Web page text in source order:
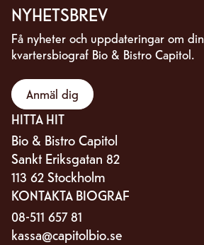
NYHETSBREV
Få nyheter och uppdateringar om din
kvartersbiograf Bio & Bistro Capitol.
Anmäl dig
HITTA HIT
Bio & Bistro Capitol
Sankt Eriksgatan 82
113 62 Stockholm
KONTAKTA BIOGRAF
08-511 657 81
kassa@capitolbio.se